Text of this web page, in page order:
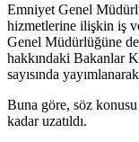
Emniyet Genel
hizmetlerine ilişkin iş
Genel Müdürlüğüne
hakkındaki Bakanlar
sayısında
Buna göre, söz
kadar uzatıldı.